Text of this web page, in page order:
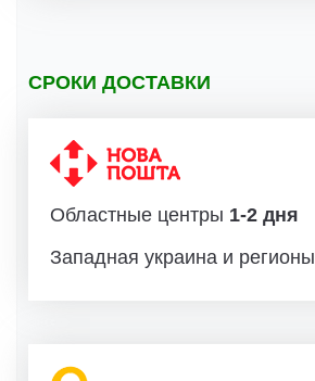
СРОКИ ДОСТАВКИ
Областные центры 1-2 дня
Западная украина и регионы